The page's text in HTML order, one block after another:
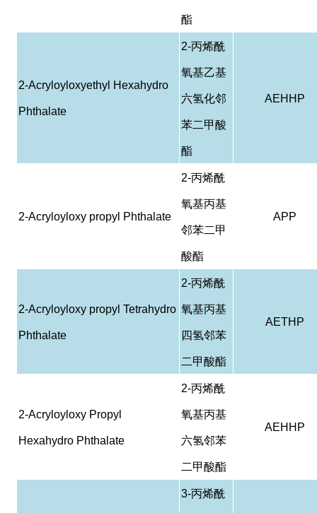
酯
2-Acryloyloxyethyl Hexahydro
Phthalate
2-丙烯酰
氧基乙基
六氢化邻
苯二甲酸
酯
AEHHP
2-Acryloyloxy propyl Phthalate
2-丙烯酰
氧基丙基
邻苯二甲
酸酯
APP
2-Acryloyloxy propyl Tetrahydro
Phthalate
2-丙烯酰
氧基丙基
四氢邻苯
二甲酸酯
AETHP
2-Acryloyloxy Propyl
Hexahydro Phthalate
2-丙烯酰
氧基丙基
六氢邻苯
二甲酸酯
AEHHP
3-丙烯酰